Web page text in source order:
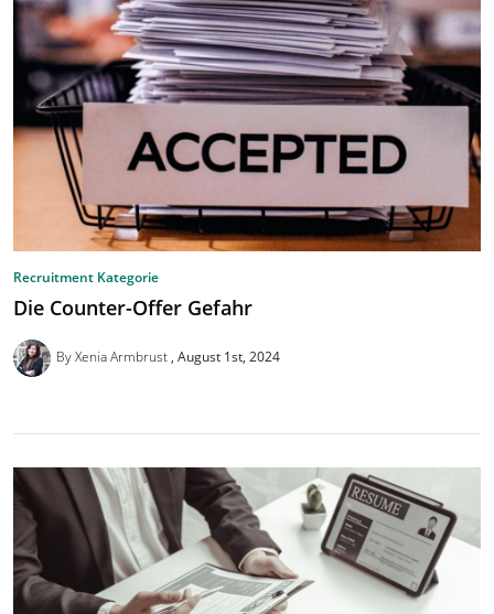
Recruitment Kategorie
Die Counter-Offer Gefahr
By Xenia Armbrust August 1st, 2024